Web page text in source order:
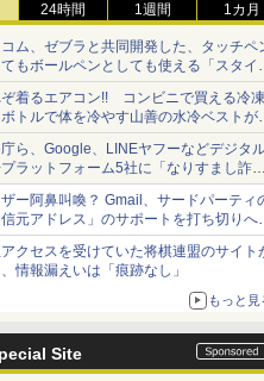
24時間 1週間 1カ月
ム、ゼブラと共同開発した、タッチペ
てもボールペンとしても使える「スタイ
ウェイ」発売 iPadにも紙にも、持ち
書き込める
ぞ着るエアコン!! コンビニで買える冷
ボトルで体を冷やす山善の水冷ベストが
イクにちょうどいい【ぼっち・ざ・ろ
の14】【空いた時間でなにしてる？】
ら、Google、LINEヤフーなどデジタ
ラットフォーム5社に「なりすまし詐欺
対策強化を要請 著名人の写真や映像
投資詐欺などへの対策として
ー阿鼻叫喚？ Gmail、サードパーティ
信元アドレス」のサポートを打ち切りへ
うまWatch】
クセスを受けていた将棋連盟のサイト
情報漏えいは「痕跡なし」
もっと見
Site